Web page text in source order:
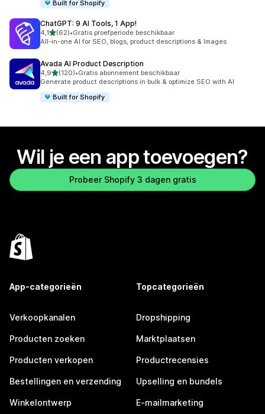
Built for Shopify
ChatGPT: 9 AI Tools, 1 App!
4,1van 5 sterren
(62)
62 recensies in totaal
•Gratis proefperiode beschikbaar
All-in-one AI for SEO, blogs, product descriptions & Images
Avada AI Product Description
4,9van 5 sterren
(120)
120 recensies in totaal
•Gratis abonnement beschikbaar
Generate product descriptions in bulk & optimize SEO with AI
Built for Shopify
Wil je een app toevoegen?
Probeer Shopify 3 dagen gratis
App-categorieën
Verkoopkanalen
Producten zoeken
Producten verkopen
Bestellingen en verzending
Winkelontwerp
Topcategorieën
Dropshipping
Marktplaatsen
Productrecensies
Upselling en bundels
E-mailmarketing